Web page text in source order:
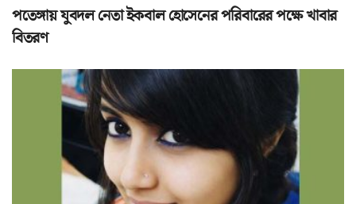
পতেঙ্গায় যুবদল নেতা ইকবাল হোসেনের পরিবারের পক্ষে খাবার
বিতরণ